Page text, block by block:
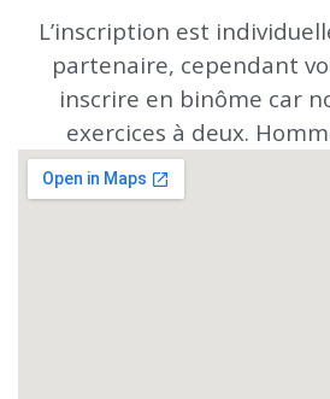
L’inscription est
partenaire, cependant
inscrire en binôme car
exercices à deux.